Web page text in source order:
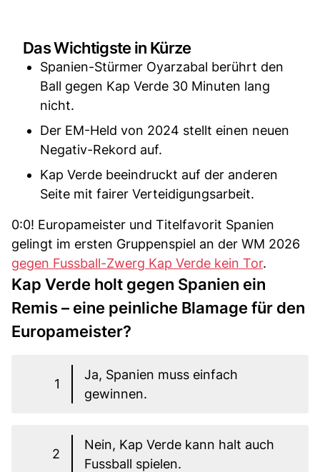
Das Wichtigste in Kürze
Spanien-Stürmer Oyarzabal berührt den
Ball gegen Kap Verde 30 Minuten lang
nicht.
Der EM-Held von 2024 stellt einen neuen
Negativ-Rekord auf.
Kap Verde beeindruckt auf der anderen
Seite mit fairer Verteidigungsarbeit.
0:0! Europameister und Titelfavorit Spanien
gelingt im ersten Gruppenspiel an der WM 2026
gegen Fussball-Zwerg Kap Verde kein Tor.
Kap Verde holt gegen Spanien ein
Remis – eine peinliche Blamage für den
Europameister?
1
Ja, Spanien muss einfach
gewinnen.
2
Nein, Kap Verde kann halt auch
Fussball spielen.